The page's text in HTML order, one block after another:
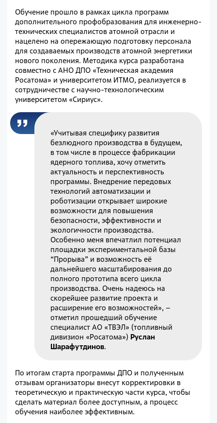
Обучение прошло в рамках цикла программ
дополнительного профобразования для инженерно-
технических специалистов атомной отрасли и
нацелено на опережающую подготовку персонала
для создаваемых производств атомной энергетики
нового поколения. Методика курса разработана
совместно с АНО ДПО «Техническая академия
Росатома» и университетом ИТМО, реализуется в
сотрудничестве с научно-технологическим
университетом «Сириус».
«Учитывая специфику развития
безлюдного производства в будущем,
в том числе в процессе фабрикации
ядерного топлива, хочу отметить
актуальность и перспективность
программы. Внедрение передовых
технологий автоматизации и
роботизации открывает широкие
возможности для повышения
безопасности, эффективности и
экологичности производства.
Особенно меня впечатлил потенциал
площадки экспериментальной базы
“Прорыва” и возможность её
дальнейшего масштабирования до
полного прототипа всего цикла
производства. Очень надеюсь на
скорейшее развитие проекта и
расширение его возможностей», –
отметил прошедший обучение
специалист АО «ТВЭЛ» (топливный
дивизион «Росатома») Руслан
Шарафутдинов.
По итогам старта программы ДПО и полученным
отзывам организаторы внесут корректировки в
теоретическую и практическую части курса, чтобы
сделать материал более доступным, а процесс
обучения наиболее эффективным.